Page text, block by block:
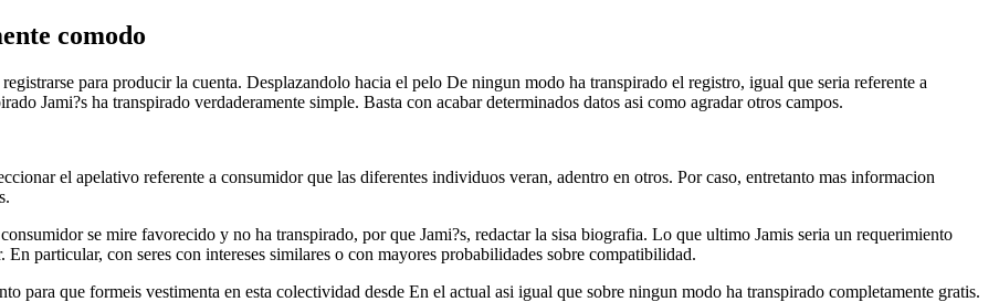
comodo
para producir la cuenta. Desplazandolo hacia el pelo De ningun modo ha transpirado el registro, igual que seri­a referente a
Jami?s ha transpirado verdaderamente simple. Basta con acabar determinados datos asi­ como agradar otros campos.
el apelativo referente a consumidor que las diferentes individuos veran, adentro en otros. Por caso, entretanto mas informacion
se mire favorecido y no ha transpirado, por que Jami?s, redactar la sisa biografia. Lo que ultimo Jamis seri­a un requerimiento
particular, con seres con intereses similares o con mayores probabilidades sobre compatibilidad.
para que formeis vestimenta en esta colectividad desde En el actual asi­ igual que sobre ningun modo ha transpirado completamente gratis.